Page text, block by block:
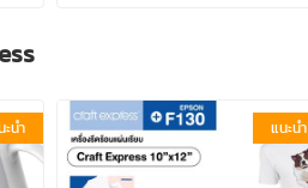
นำ แนะนำ